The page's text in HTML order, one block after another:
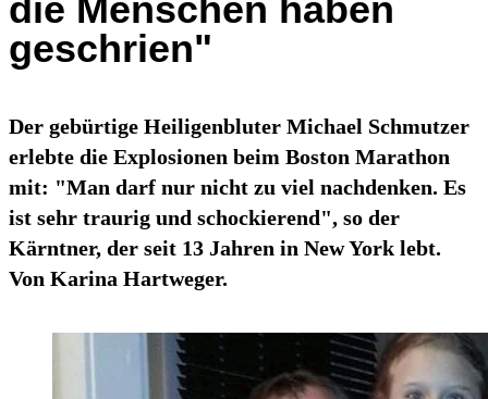
die Menschen haben
geschrien"
Der gebürtige Heiligenbluter Michael Schmutzer
erlebte die Explosionen beim Boston Marathon
mit: "Man darf nur nicht zu viel nachdenken. Es
ist sehr traurig und schockierend", so der
Kärntner, der seit 13 Jahren in New York lebt.
Von Karina Hartweger.